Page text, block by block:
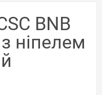
BNB
ніпелем